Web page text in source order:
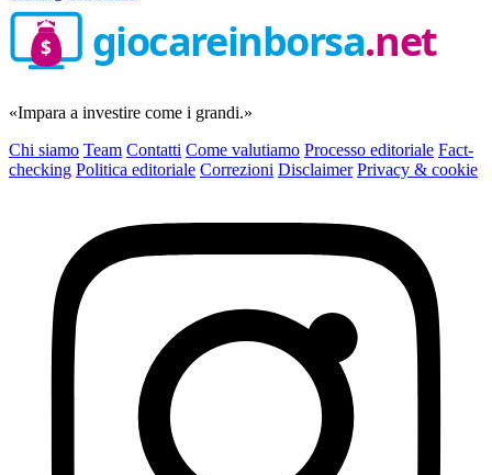
$ giocareinborsa.net
«Impara a investire come i grandi.»
Chi siamo Team Contatti Come valutiamo Processo editoriale Fact-
checking Politica editoriale Correzioni Disclaimer Privacy & cookie